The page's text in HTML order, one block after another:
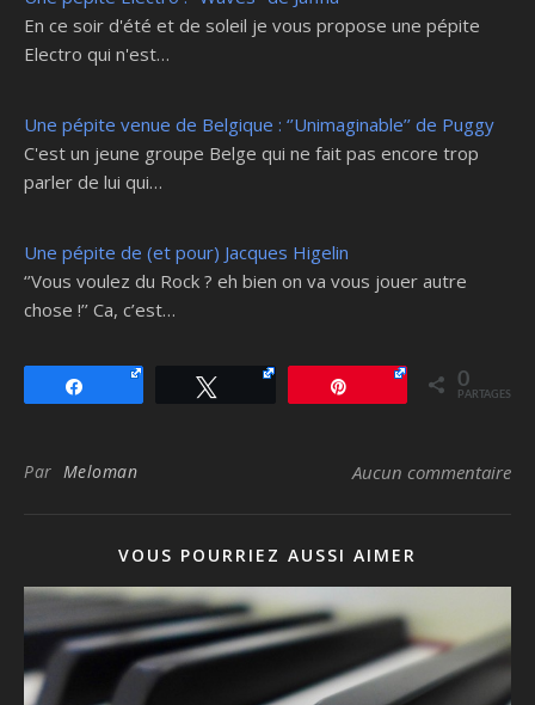
En ce soir d'été et de soleil je vous propose une pépite
Electro qui n'est…
Une pépite venue de Belgique : ‘’Unimaginable’’ de Puggy
C'est un jeune groupe Belge qui ne fait pas encore trop
parler de lui qui…
Une pépite de (et pour) Jacques Higelin
‘’Vous voulez du Rock ? eh bien on va vous jouer autre
chose !’’ Ca, c’est…
0
PARTAGES
Par Meloman Aucun commentaire
VOUS POURRIEZ AUSSI AIMER